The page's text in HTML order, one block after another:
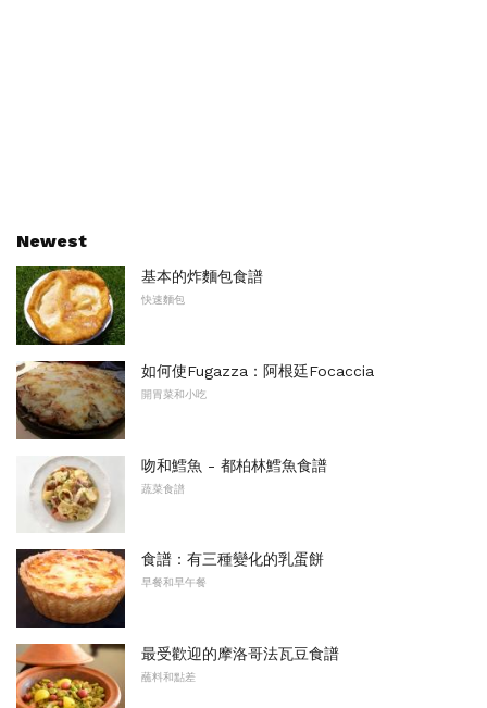
Newest
基本的炸麵包食譜
快速麵包
如何使Fugazza：阿根廷Focaccia
開胃菜和小吃
吻和鱈魚 - 都柏林鱈魚食譜
蔬菜食譜
食譜：有三種變化的乳蛋餅
早餐和早午餐
最受歡迎的摩洛哥法瓦豆食譜
蘸料和點差